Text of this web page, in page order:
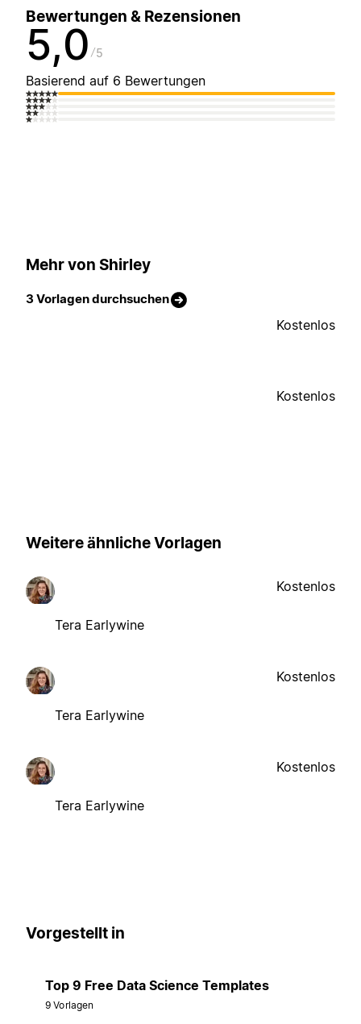
Bewertungen & Rezensionen
5,0 5
Basierend auf 6 Bewertungen
Mehr von Shirley
3 Vorlagen durchsuchen
Kostenlos
Kostenlos
Weitere ähnliche Vorlagen
Tera Earlywine
Kostenlos
Tera Earlywine
Kostenlos
Tera Earlywine
Kostenlos
Vorgestellt in
Top 9 Free Data Science Templates
9 Vorlagen